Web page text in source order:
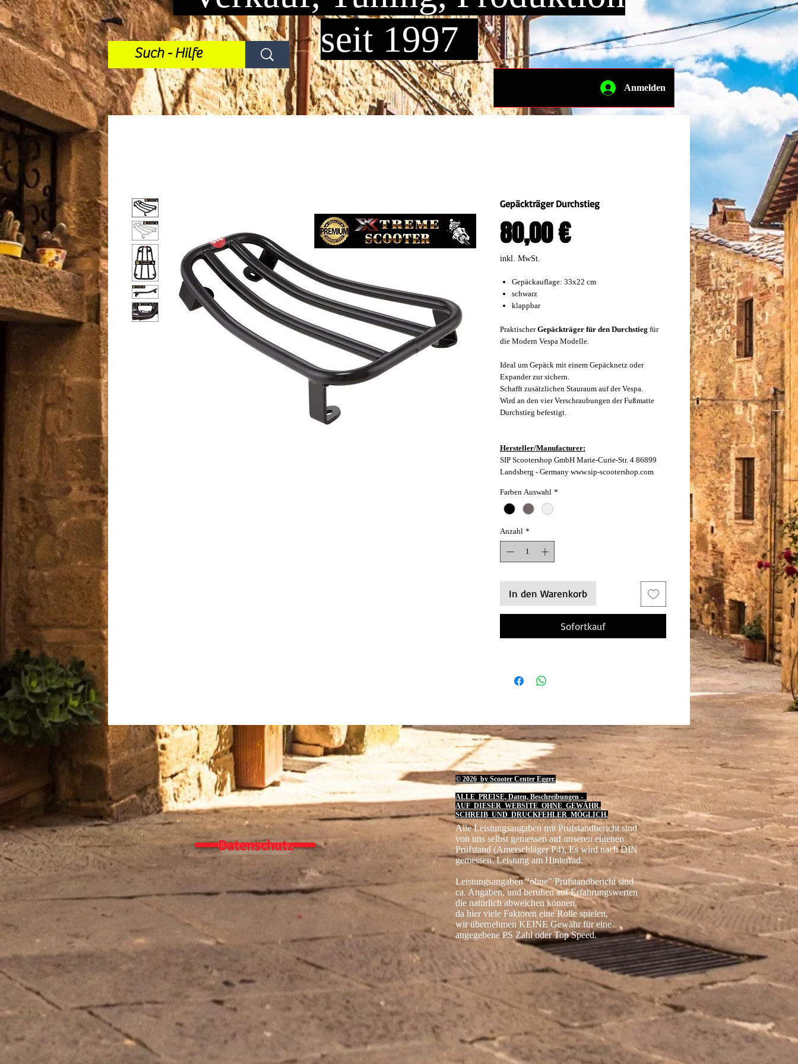
seit 1997
Anmelden
Gepäckträger Durchstieg
80,00 €Preis
inkl. MwSt.
Gepäckauflage: 33x22 cm
schwarz
klappbar
PraktischerGepäckträger für den Durchstieg für
die Modern Vespa Modelle.
Ideal um Gepäck mit einem Gepäcknetz oder
Expander zur sichern.
Schafft zusätzlichen Stauraum auf der Vespa.
Wird an den vier Verschraubungen der Fußmatte
Durchstieg befestigt.
Hersteller/Manufacturer:
SIP Scootershop GmbH Marie-Curie-Str. 4 86899
Landsberg - Germany www.sip-scootershop.com
Farben Auswahl *
Anzahl *
In den Warenkorb
Sofortkauf
Datenschutz
Alle Leistungsangaben mit Prüfstandbericht sind
von uns selbst gemessen auf unseren eigenen
Prüfstand (Amerschläger P4), Es wird nach DIN
gemessen, Leistung am Hinterrad.
Leistungsangaben "ohne" Prüfstandbericht sind
ca. Angaben, und beruhen auf Erfahrungswerten
die natürlich abweichen können,
da hier viele Faktoren eine Rolle spielen,
wir übernehmen KEINE Gewähr für eine
angegebene PS Zahl oder Top Speed.
© 2026 by Scooter Center Egger.
ALLE PREISE, Daten, Beschreibungen -
AUF DIESER WEBSITE OHNE GEWÄHR.
SCHREIB UND DRUCKFEHLER MÖGLICH.